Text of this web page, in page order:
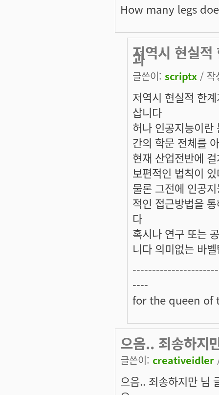
How many legs
저역시 현실적
과
글쓴이: scriptx / 작
저역시 현실적 한
삽니다
허나 인공지능이란
간의 학문 전체를
현재 산업전반에
보편적인 법칙이
물론 그전에 인공
적인 접근방법을
다
혹시나 연구 또는
니다 의미없는 바
----
for the queen of
으음.. 죄송하지
글쓴이: creativeidler
으음.. 죄송하지만 님